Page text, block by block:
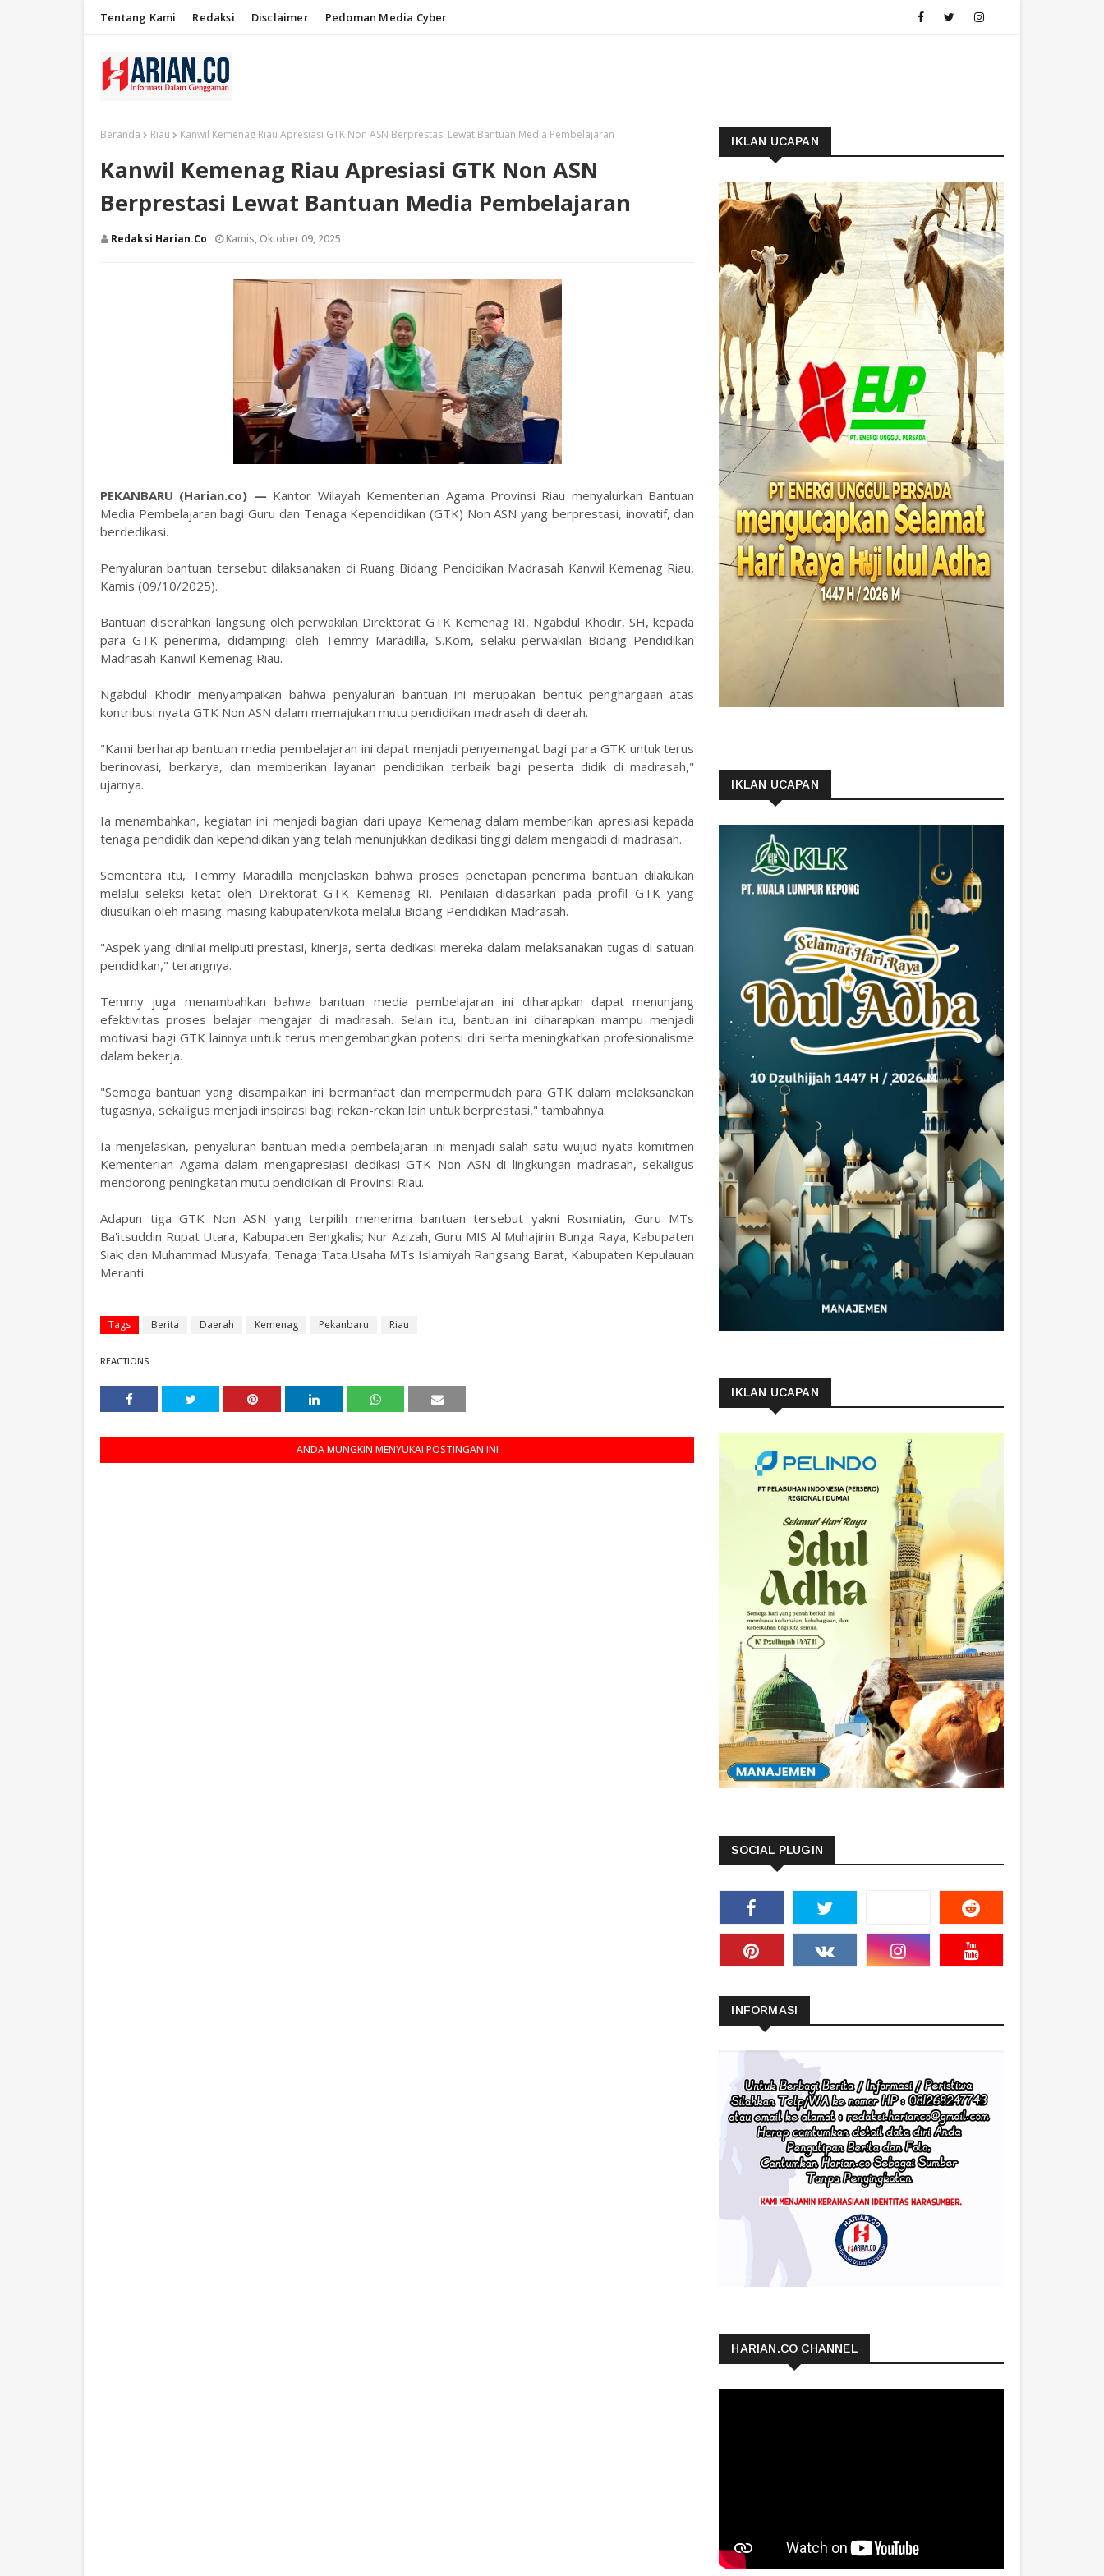
Tentang Kami Redaksi Disclaimer Pedoman Media Cyber
Beranda Riau Kanwil Kemenag Riau Apresiasi GTK Non ASN Berprestasi Lewat Bantuan Media Pembelajaran
Kanwil Kemenag Riau Apresiasi GTK Non ASN
Berprestasi Lewat Bantuan Media Pembelajaran
Redaksi Harian.co Kamis, Oktober 09, 2025
PEKANBARU (Harian.co) — Kantor Wilayah Kementerian Agama Provinsi Riau menyalurkan Bantuan
Media Pembelajaran bagi Guru dan Tenaga Kependidikan (GTK) Non ASN yang berprestasi, inovatif, dan
berdedikasi.
Penyaluran bantuan tersebut dilaksanakan di Ruang Bidang Pendidikan Madrasah Kanwil Kemenag Riau,
Kamis (09/10/2025).
Bantuan diserahkan langsung oleh perwakilan Direktorat GTK Kemenag RI, Ngabdul Khodir, SH, kepada
para GTK penerima, didampingi oleh Temmy Maradilla, S.Kom, selaku perwakilan Bidang Pendidikan
Madrasah Kanwil Kemenag Riau.
Ngabdul Khodir menyampaikan bahwa penyaluran bantuan ini merupakan bentuk penghargaan atas
kontribusi nyata GTK Non ASN dalam memajukan mutu pendidikan madrasah di daerah.
"Kami berharap bantuan media pembelajaran ini dapat menjadi penyemangat bagi para GTK untuk terus
berinovasi, berkarya, dan memberikan layanan pendidikan terbaik bagi peserta didik di madrasah,"
ujarnya.
Ia menambahkan, kegiatan ini menjadi bagian dari upaya Kemenag dalam memberikan apresiasi kepada
tenaga pendidik dan kependidikan yang telah menunjukkan dedikasi tinggi dalam mengabdi di madrasah.
Sementara itu, Temmy Maradilla menjelaskan bahwa proses penetapan penerima bantuan dilakukan
melalui seleksi ketat oleh Direktorat GTK Kemenag RI. Penilaian didasarkan pada profil GTK yang
diusulkan oleh masing-masing kabupaten/kota melalui Bidang Pendidikan Madrasah.
"Aspek yang dinilai meliputi prestasi, kinerja, serta dedikasi mereka dalam melaksanakan tugas di satuan
pendidikan," terangnya.
Temmy juga menambahkan bahwa bantuan media pembelajaran ini diharapkan dapat menunjang
efektivitas proses belajar mengajar di madrasah. Selain itu, bantuan ini diharapkan mampu menjadi
motivasi bagi GTK lainnya untuk terus mengembangkan potensi diri serta meningkatkan profesionalisme
dalam bekerja.
"Semoga bantuan yang disampaikan ini bermanfaat dan mempermudah para GTK dalam melaksanakan
tugasnya, sekaligus menjadi inspirasi bagi rekan-rekan lain untuk berprestasi," tambahnya.
Ia menjelaskan, penyaluran bantuan media pembelajaran ini menjadi salah satu wujud nyata komitmen
Kementerian Agama dalam mengapresiasi dedikasi GTK Non ASN di lingkungan madrasah, sekaligus
mendorong peningkatan mutu pendidikan di Provinsi Riau.
Adapun tiga GTK Non ASN yang terpilih menerima bantuan tersebut yakni Rosmiatin, Guru MTs
Ba'itsuddin Rupat Utara, Kabupaten Bengkalis; Nur Azizah, Guru MIS Al Muhajirin Bunga Raya, Kabupaten
Siak; dan Muhammad Musyafa, Tenaga Tata Usaha MTs Islamiyah Rangsang Barat, Kabupaten Kepulauan
Meranti.
Tags Berita Daerah Kemenag Pekanbaru Riau
REACTIONS
ANDA MUNGKIN MENYUKAI POSTINGAN INI
IKLAN UCAPAN
IKLAN UCAPAN
IKLAN UCAPAN
SOCIAL PLUGIN
INFORMASI
HARIAN.CO CHANNEL